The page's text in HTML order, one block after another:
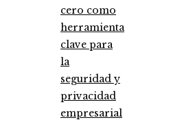
cero como
herramienta
clave para
la
seguridad y
privacidad
empresarial